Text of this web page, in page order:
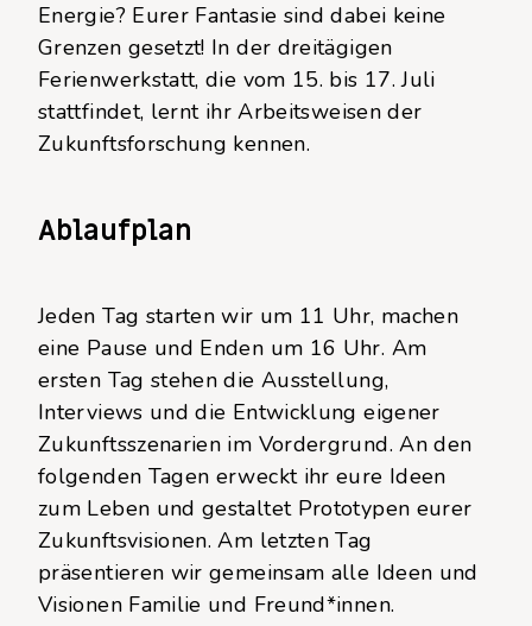
Energie? Eurer Fantasie sind dabei keine
Grenzen gesetzt! In der dreitägigen
Ferienwerkstatt, die vom 15. bis 17. Juli
stattfindet, lernt ihr Arbeitsweisen der
Zukunftsforschung kennen.
Ablaufplan
Jeden Tag starten wir um 11 Uhr, machen
eine Pause und Enden um 16 Uhr. Am
ersten Tag stehen die Ausstellung,
Interviews und die Entwicklung eigener
Zukunftsszenarien im Vordergrund. An den
folgenden Tagen erweckt ihr eure Ideen
zum Leben und gestaltet Prototypen eurer
Zukunftsvisionen. Am letzten Tag
präsentieren wir gemeinsam alle Ideen und
Visionen Familie und Freund*innen.